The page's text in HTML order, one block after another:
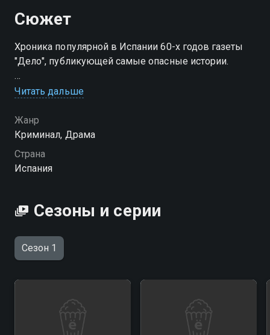
Сюжет
Хроника популярной в Испании 60-х годов газеты
"Дело", публикующей самые опасные истории.
Посмотреть онлайн 1 сезон сериала Дело вы
качестве на Смотрёшке
Читать дальше
Жанр
Криминал, Драма
Страна
Испания
Сезоны и серии
Сезон 1